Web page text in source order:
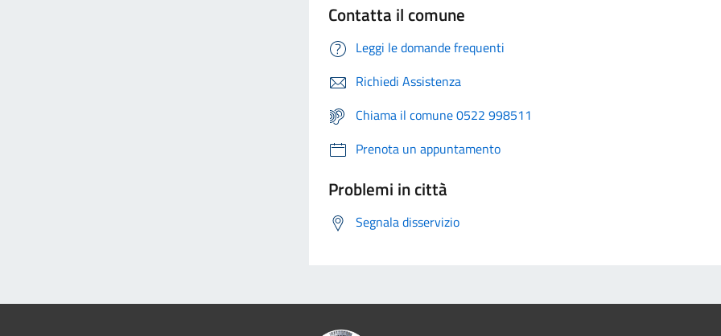
Contatta il comune
Leggi le domande frequenti
Richiedi Assistenza
Chiama il comune 0522 998511
Prenota un appuntamento
Problemi in città
Segnala disservizio